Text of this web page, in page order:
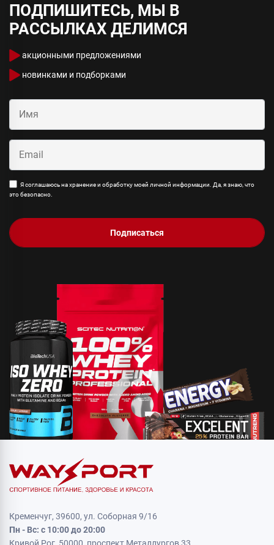
ПОДПИШИТЕСЬ, МЫ В
РАССЫЛКАХ ДЕЛИМСЯ
акционными предложениями
новинками и подборками
Я соглашаюсь на хранение и обработку моей личной информации. Да, я знаю, что
это безопасно.
Подписаться
Кременчуг, 39600, ул. Соборная 9/16
Пн - Вс: с 10:00 до 20:00